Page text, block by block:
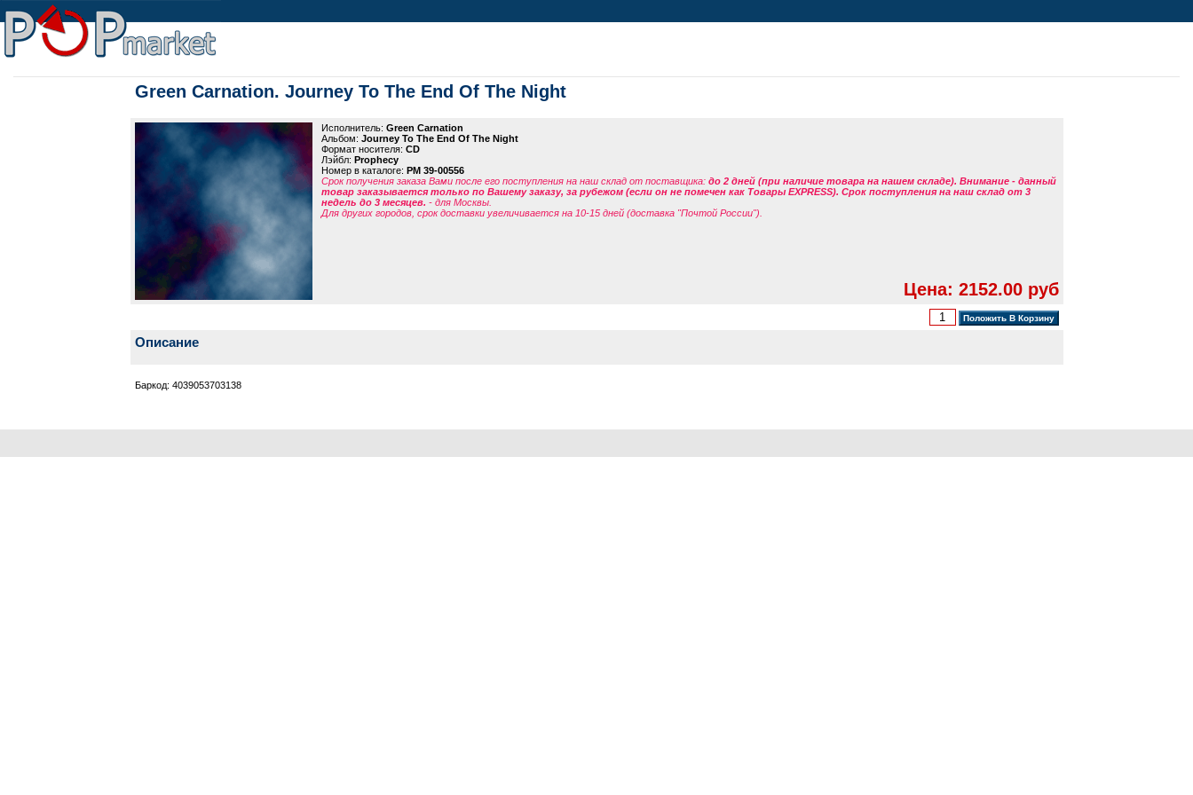
Green Carnation. Journey To The End Of The Night
Исполнитель: Green Carnation
Альбом: Journey To The End Of The Night
Формат носителя: CD
Лэйбл: Prophecy
Номер в каталоге: PM 39-00556
Срок получения заказа Вами после его поступления на наш склад от поставщика: до 2 дней (при наличие товара на нашем складе). Внимание - данный
товар заказывается только по Вашему заказу, за рубежом (если он не помечен как Товары EXPRESS). Срок поступления на наш склад от 3
недель до 3 месяцев. - для Москвы.
Для других городов, срок доставки увеличивается на 10-15 дней (доставка "Почтой России").
Цена: 2152.00 руб
Описание
Баркод: 4039053703138